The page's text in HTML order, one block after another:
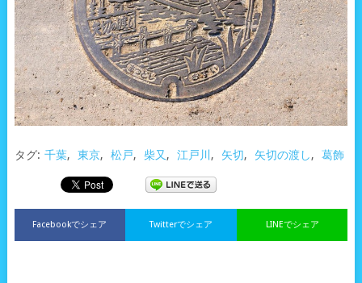
タグ: 千葉, 東京, 松戸, 柴又 , 江戸川 , 矢切, 矢切の渡し, 葛飾
Facebookでシェア LINEでシェア
Twitterでシェア